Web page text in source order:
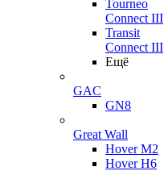
Tourneo
Connect III
Transit
Connect III
Ещё
GAC
GN8
Great Wall
Hover M2
Hover H6